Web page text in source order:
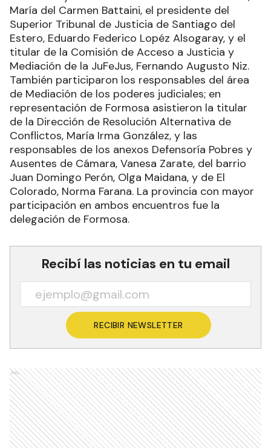
María del Carmen Battaini, el presidente del
Superior Tribunal de Justicia de Santiago del
Estero, Eduardo Federico Lopéz Alsogaray, y el
titular de la Comisión de Acceso a Justicia y
Mediación de la JuFeJus, Fernando Augusto Niz.
También participaron los responsables del área
de Mediación de los poderes judiciales; en
representación de Formosa asistieron la titular
de la Dirección de Resolución Alternativa de
Conflictos, María Irma González, y las
responsables de los anexos Defensoría Pobres y
Ausentes de Cámara, Vanesa Zarate, del barrio
Juan Domingo Perón, Olga Maidana, y de El
Colorado, Norma Farana. La provincia con mayor
participación en ambos encuentros fue la
delegación de Formosa.
Recibí las noticias en tu email
RECIBIR NEWSLETTER
Ads